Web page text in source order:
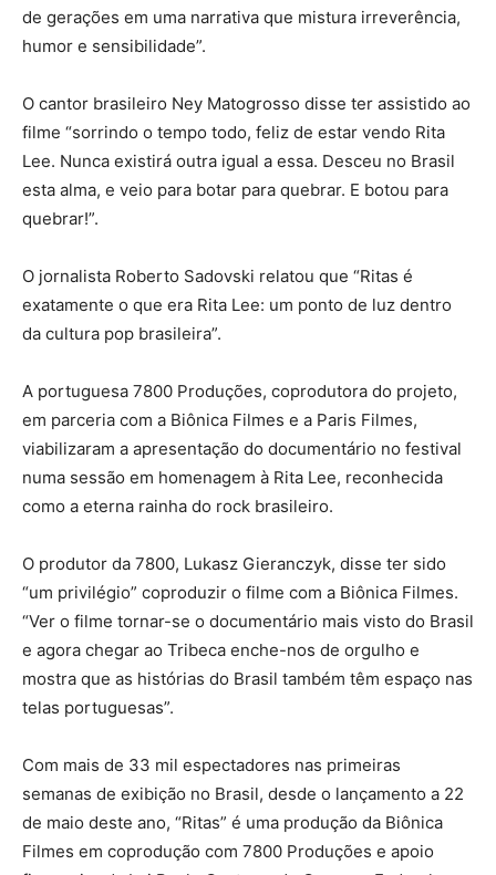
de gerações em uma narrativa que mistura irreverência,
humor e sensibilidade”.
O cantor brasileiro Ney Matogrosso disse ter assistido ao
filme “sorrindo o tempo todo, feliz de estar vendo Rita
Lee. Nunca existirá outra igual a essa. Desceu no Brasil
esta alma, e veio para botar para quebrar. E botou para
quebrar!”.
O jornalista Roberto Sadovski relatou que “Ritas é
exatamente o que era Rita Lee: um ponto de luz dentro
da cultura pop brasileira”.
A portuguesa 7800 Produções, coprodutora do projeto,
em parceria com a Biônica Filmes e a Paris Filmes,
viabilizaram a apresentação do documentário no festival
numa sessão em homenagem à Rita Lee, reconhecida
como a eterna rainha do rock brasileiro.
O produtor da 7800, Lukasz Gieranczyk, disse ter sido
“um privilégio” coproduzir o filme com a Biônica Filmes.
“Ver o filme tornar-se o documentário mais visto do Brasil
e agora chegar ao Tribeca enche-nos de orgulho e
mostra que as histórias do Brasil também têm espaço nas
telas portuguesas”.
Com mais de 33 mil espectadores nas primeiras
semanas de exibição no Brasil, desde o lançamento a 22
de maio deste ano, “Ritas” é uma produção da Biônica
Filmes em coprodução com 7800 Produções e apoio